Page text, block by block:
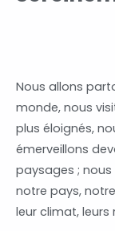
Nous allons
monde, nous
plus éloignés,
émerveillons
paysages ;
notre pays,
leur climat, leurs